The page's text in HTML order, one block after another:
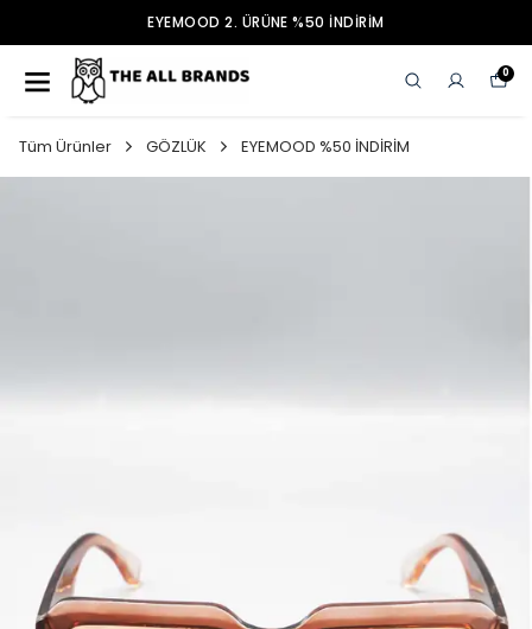
EYEMOOD 2. ÜRÜNE %50 İNDİRİM
0
Tüm Ürünler GÖZLÜK EYEMOOD %50 İNDİRİM